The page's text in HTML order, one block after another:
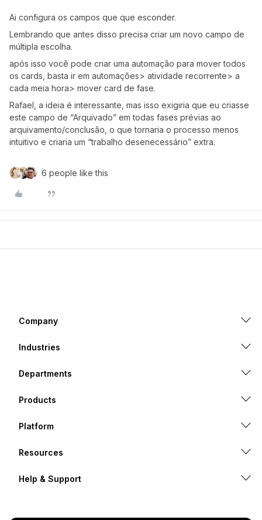
Ai configura os campos que que esconder.
Lembrando que antes disso precisa criar um novo campo de
múltipla escolha.
após isso você pode criar uma automação para mover todos
os cards, basta ir em automações> atividade recorrente> a
cada meia hora> mover card de fase.
Rafael, a ideia é interessante, mas isso exigiria que eu criasse
este campo de “Arquivado” em todas fases prévias ao
arquivamento/conclusão, o que tornaria o processo menos
intuitivo e criaria um “trabalho desenecessário” extra.
6 people like this
Company
Industries
Departments
Products
Platform
Resources
Help & Support